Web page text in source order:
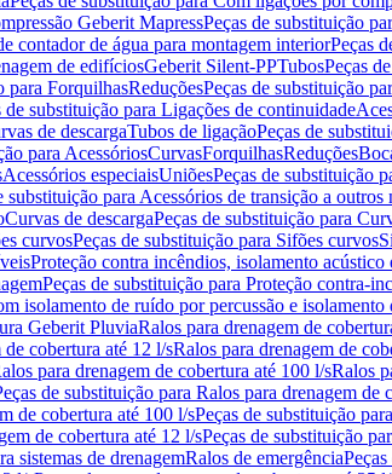
Geberit MapressPeças de substituição
contador de água para montagem interiorPeças
de edifíciosGeberit Silent-PPTubosPeças
para ForquilhasReduçõesPeças de substituição
de substituição para Ligações de continuidade
de descargaTubos de ligaçãoPeças de
para AcessóriosCurvasForquilhasReduções
Acessórios especiaisUniõesPeças de substituição
substituição para Acessórios de transição a outros
Curvas de descargaPeças de substituição para
curvosPeças de substituição para Sifões curvos
Proteção contra incêndios, isolamento
Peças de substituição para Proteção contra-
isolamento de ruído por percussão e isolamento
Geberit PluviaRalos para drenagem de
cobertura até 12 l/sRalos para drenagem de
para drenagem de cobertura até 100 l/sRalos
de substituição para Ralos para drenagem de
de cobertura até 100 l/sPeças de substituição
de cobertura até 12 l/sPeças de substituição
sistemas de drenagemRalos de emergência